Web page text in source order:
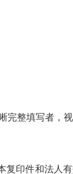
整填写者，视
印件和法人